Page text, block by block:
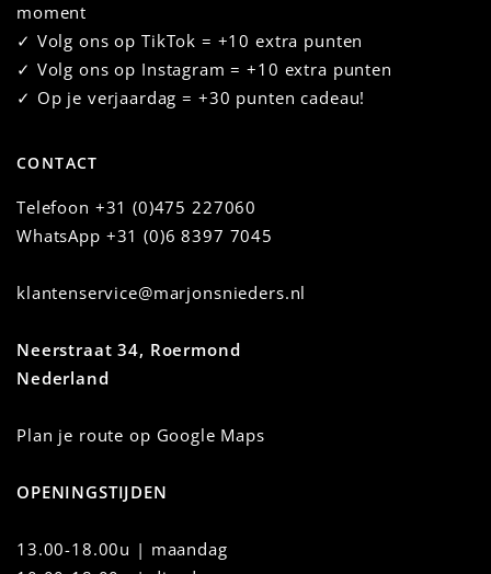
moment
✓ Volg ons op TikTok = +10 extra punten
✓ Volg ons op Instagram = +10 extra punten
✓ Op je verjaardag = +30 punten cadeau!
CONTACT
Telefoon +31 (0)475 227060
WhatsApp +31 (0)6 8397 7045
klantenservice@marjonsnieders.nl
Neerstraat 34, Roermond
Nederland
Plan je route op Google Maps
OPENINGSTIJDEN
13.00-18.00u | maandag